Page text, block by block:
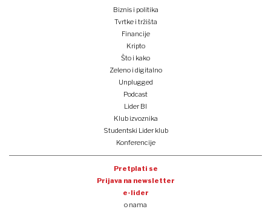
Biznis i politika
Tvrtke i tržišta
Financije
Kripto
Što i kako
Zeleno i digitalno
Unplugged
Podcast
Lider BI
Klub izvoznika
Studentski Lider klub
Konferencije
Pretplati se
Prijava na newsletter
e-lider
o nama